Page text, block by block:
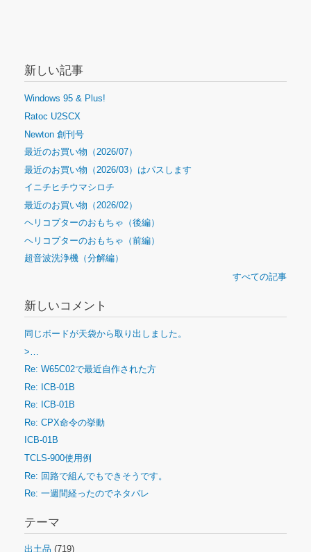
新しい記事
Windows 95 & Plus!
Ratoc U2SCX
Newton 創刊号
最近のお買い物（2026/07）
最近のお買い物（2026/03）はパスします
イニチヒチウマシロチ
最近のお買い物（2026/02）
ヘリコプターのおもちゃ（後編）
ヘリコプターのおもちゃ（前編）
超音波洗浄機（分解編）
すべての記事
新しいコメント
同じボードが天袋から取り出しました。
>…
Re: W65C02で最近自作された方
Re: ICB-01B
Re: ICB-01B
Re: CPX命令の挙動
ICB-01B
TCLS-900使用例
Re: 回路で組んでもできそうです。
Re: 一週間経ったのでネタバレ
テーマ
出土品 (719)